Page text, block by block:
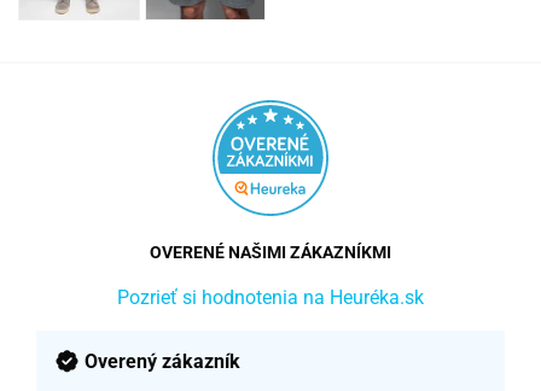
OVERENÉ NAŠIMI ZÁKAZNÍKMI
Pozrieť si hodnotenia na Heuréka.sk
Overený zákazník